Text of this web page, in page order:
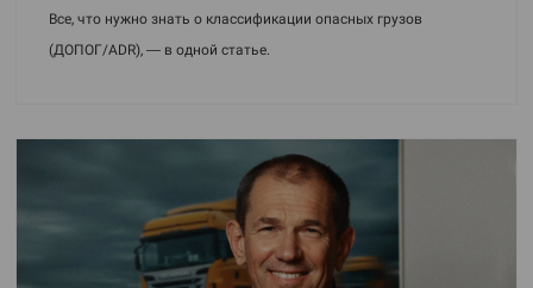
Все, что нужно знать о классификации опасных грузов
(ДОПОГ/ADR), — в одной статье.